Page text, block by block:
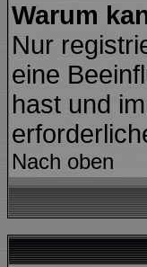
Warum
Nur
eine
hast und
Nach oben